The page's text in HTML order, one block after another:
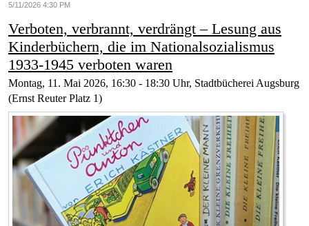
5/11/2026 4:30 PM
Verboten, verbrannt, verdrängt – Lesung aus
Kinderbüchern, die im Nationalsozialismus
1933-1945 verboten waren
Montag, 11. Mai 2026, 16:30 - 18:30 Uhr, Stadtbücherei Augsburg
(Ernst Reuter Platz 1)